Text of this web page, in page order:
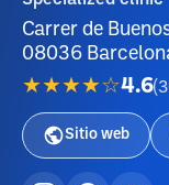
Carrer de
08036
★★★★☆4.6(
Sitio web